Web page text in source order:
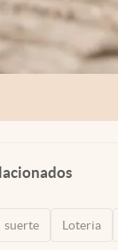
suerte Loteria